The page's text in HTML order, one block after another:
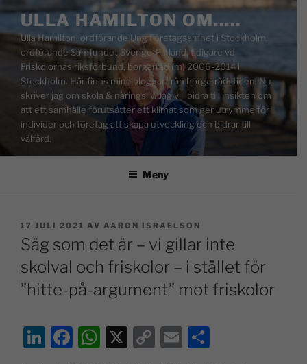
ULLA HAMILTON OM…..
Ulla Hamilton, ordförande Ung Företagsamhet i Stockholm,
ordförande Samfundet Sverige-Finland, tidigare vd
Friskolornas riksförbund, borgarråd (m) 2006-2014 i
Stockholm. Här finns mina bloggar från borgarrådstiden. Nu
skriver jag om skola & näringsliv. Jag vill bidra till insikten om
att ett samhälle förutsätter ett klimat som ger utrymme för
individer och företag att skapa utveckling och bidrar till
välfärd.
Meny
17 JULI 2021 AV AARON ISRAELSON
Säg som det är – vi gillar inte
skolval och friskolor – i stället för
”hitte-på-argument” mot friskolor
Li F
W X
C
E